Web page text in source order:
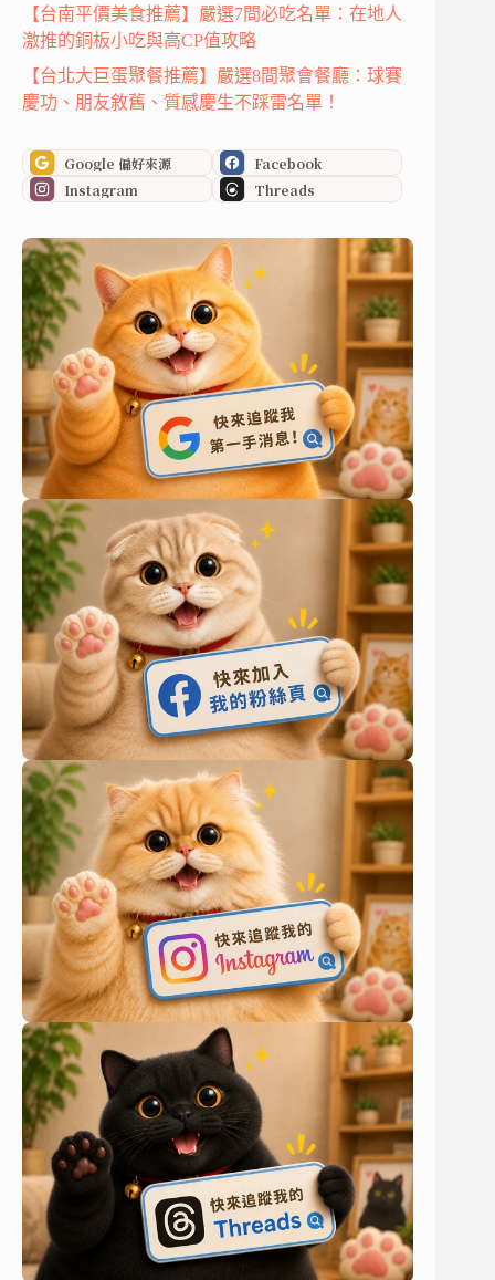
【台南平價美食推薦】嚴選7間必吃名單：在地人
激推的銅板小吃與高CP值攻略
【台北大巨蛋聚餐推薦】嚴選8間聚會餐廳：球賽
慶功、朋友敘舊、質感慶生不踩雷名單！
Google 偏好來源
Facebook
Instagram
Threads